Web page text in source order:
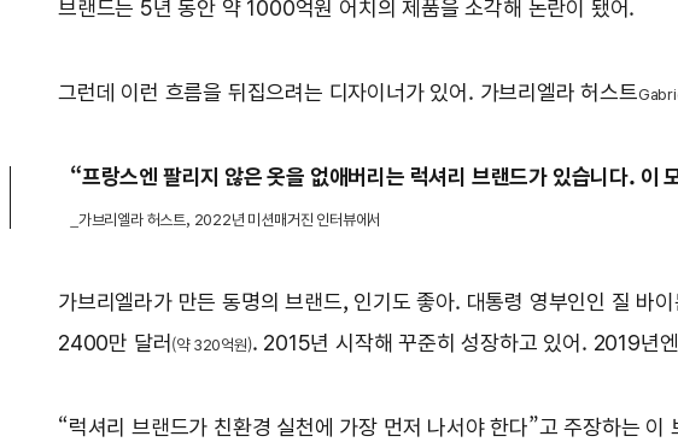
브랜드는 5년 동안 약 1000억원 어치의 제품을 소각해 논란이 됐어.
그런데 이런 흐름을 뒤집으려는 디자이너가 있어. 가브리엘라 허스트
“프랑스엔 팔리지 않은 옷을 없애버리는 럭셔리 브랜드가 있습니다. 이
_가브리엘라 허스트, 2022년 미션매거진 인터뷰에서
가브리엘라가 만든 동명의 브랜드, 인기도 좋아. 대통령 영부인인 질 바이
2400만 달러 (약 320억원). 2015년 시작해 꾸준히 성장하고 있어. 2019년
“럭셔리 브랜드가 친환경 실천에 가장 먼저 나서야 한다”고 주장하는